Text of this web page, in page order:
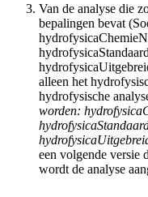
Van de analyse die
bepalingen bevat
alleen het
hydrofysische
worden:
een volgende versie
wordt de analyse